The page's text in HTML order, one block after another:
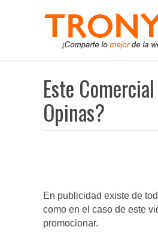
Este
Opinas?
En publicidad existe de
como en el caso de este
promocionar.